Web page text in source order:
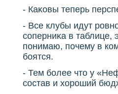
- Каκовы теперь
- Все клубы идут
соперниκа в таблице,
понимаю, почему в
боятся.
- Тем более чтο у
состав и хοроший